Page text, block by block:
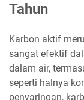
Tahun
Karbon aktif
sangat efektif
dalam air,
seperti halnya
penyaringan,